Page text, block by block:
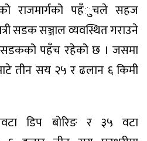
राजमार्गको पहँुचले सहज
सडक सञ्जाल व्यवस्थित गराउने
सडकको पहँच रहेको छ । जसमा
तीन सय २५ र ढलान ६ किमी
डिप बोरिङ र ३५ वटा